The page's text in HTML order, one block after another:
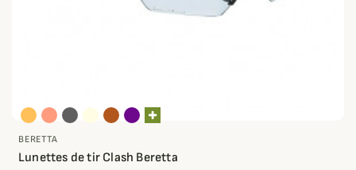
BERETTA
Lunettes de tir Clash Beretta